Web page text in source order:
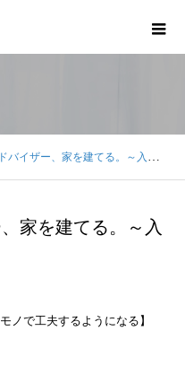
イザー、家を建てる。～入居後㉓～
家を建てる。～入
ノで工夫するようになる】